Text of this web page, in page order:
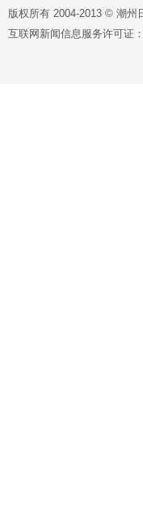
版权所有 2004-2013 © 潮州
互联网新闻信息服务许可证